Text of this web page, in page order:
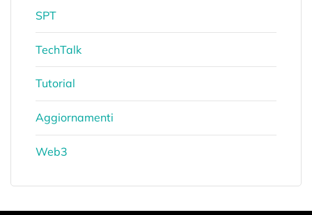
SPT
TechTalk
Tutorial
Aggiornamenti
Web3